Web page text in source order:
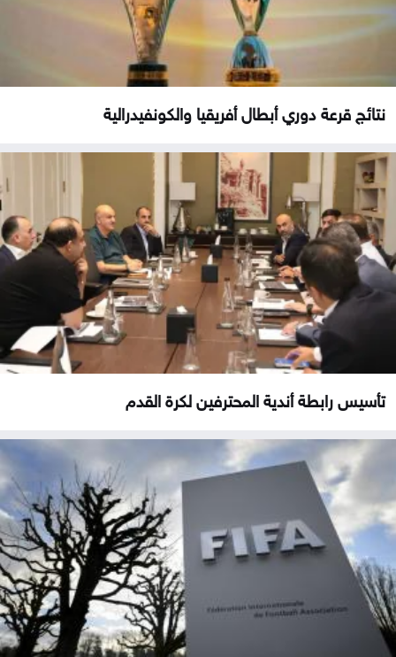
نتائج قرعة دوري أبطال أفريقيا والكونفيدرالية
تأسيس رابطة أندية المحترفين لكرة القدم